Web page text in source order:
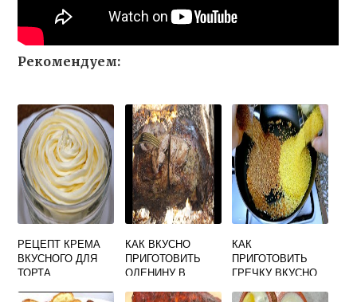
Рекомендуем:
РЕЦЕПТ КРЕМА
ВКУСНОГО ДЛЯ
ТОРТА
КАК ВКУСНО
ПРИГОТОВИТЬ
ОЛЕНИНУ В
КАК
ПРИГОТОВИТЬ
ГРЕЧКУ ВКУСНО